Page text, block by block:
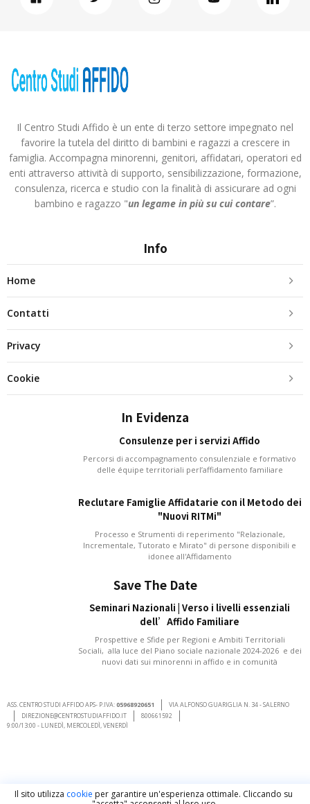
Il Centro Studi Affido è un ente di terzo settore impegnato nel
favorire la tutela del diritto di bambini e ragazzi a crescere in
famiglia. Accompagna minorenni, genitori, affidatari, operatori ed
enti attraverso attività di supporto, sensibilizzazione, formazione,
consulenza, ricerca e studio con la finalità di assicurare ad ogni
bambino e ragazzo "un legame in più su cui contare”.
Info
Home
Contatti
Privacy
Cookie
In Evidenza
Consulenze per i servizi Affido
Percorsi di accompagnamento consulenziale e formativo
delle équipe territoriali perl’affidamento familiare
Reclutare Famiglie Affidatarie con il Metodo dei
"Nuovi RITMi"
Processo e Strumenti di reperimento "Relazionale,
Incrementale, Tutorato e Mirato" di persone disponibili e
idonee all'Affidamento
Save The Date
Seminari Nazionali | Verso i livelli essenziali
dell’Affido Familiare
Prospettive e Sfide per Regioni e Ambiti Territoriali
Sociali, alla luce del Piano sociale nazionale 2024-2026 e dei
nuovi dati sui minorenni in affido e in comunità
ASS. CENTRO STUDI AFFIDO APS- P.IVA:05968920651
VIA ALFONSO GUARIGLIA N. 34 - SALERNO
DIREZIONE@CENTROSTUDIAFFIDO.IT
800661592
9:00/13:00 - LUNEDÌ, MERCOLEDÌ, VENERDÌ
Il sito utilizza cookie per garantire un'esperienza ottimale. Cliccando su